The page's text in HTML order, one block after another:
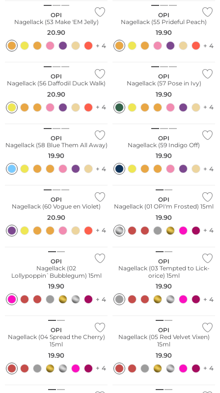
OPI
Nagellack (53 Make 'EM Jelly)
20.90
+ 4
OPI
Nagellack (55 Prideful Peach)
19.90
+ 4
OPI
Nagellack (56 Daffodil Duck Walk)
20.90
+ 4
OPI
Nagellack (57 Pose in Ivy)
19.90
+ 4
OPI
Nagellack (58 Blue Them All Away)
19.90
+ 4
OPI
Nagellack (59 Indigo Off)
19.90
+ 4
OPI
Nagellack (60 Vogue en Violet)
20.90
+ 4
OPI
Nagellack (01 OPI'm Frosted) 15ml
19.90
+ 4
OPI
Nagellack (02
Lollypoppin`Bubblegum) 15ml
19.90
+ 4
OPI
Nagellack (03 Tempted to Lick-
orice) 15ml
19.90
+ 4
OPI
Nagellack (04 Spread the Cherry)
15ml
19.90
+ 4
OPI
Nagellack (05 Red Velvet Vixen)
15ml
19.90
+ 4